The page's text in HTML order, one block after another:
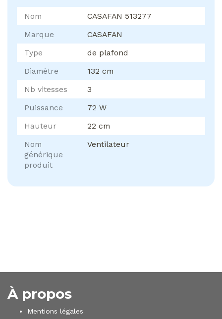
Nom
CASAFAN 513277
Marque
CASAFAN
Type
de plafond
Diamètre
132 cm
Nb vitesses
3
Puissance
72 W
Hauteur
22 cm
Nom
générique
produit
Ventilateur
À propos
Mentions légales